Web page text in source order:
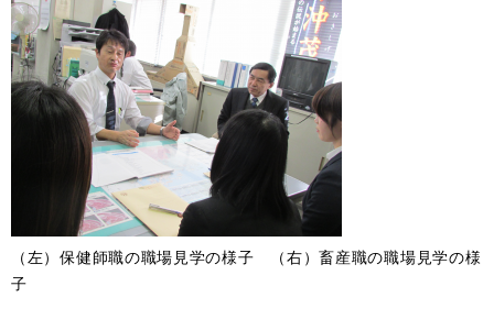
（左）保健師職の職場見学の様子 （右）畜産職の職場見学の様
子